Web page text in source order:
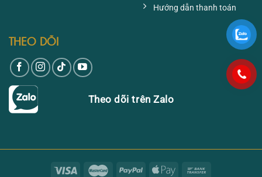
Hướng dẫn thanh toán
THEO DÕI
Theo dõi trên Zalo